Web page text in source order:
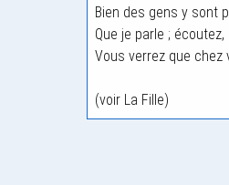
Bien des gens y sont
Que je parle ;
Vous verrez que chez
(voir La Fille)